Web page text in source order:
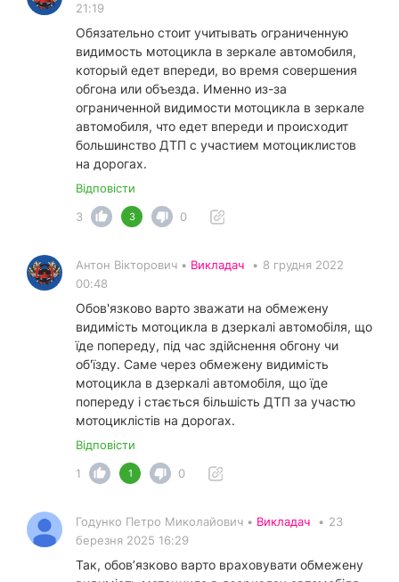
21:19
Обязательно стоит учитывать ограниченную
видимость мотоцикла в зеркале автомобиля,
который едет впереди, во время совершения
обгона или объезда. Именно из-за
ограниченной видимости мотоцикла в зеркале
автомобиля, что едет впереди и происходит
большинство ДТП с участием мотоциклистов
на дорогах.
Відповісти
3
3 0
Антон Вікторович • Викладач • 8 грудня 2022
00:48
Обов'язково варто зважати на обмежену
видимість мотоцикла в дзеркалі автомобіля, що
їде попереду, під час здійснення обгону чи
об'їзду. Саме через обмежену видимість
мотоцикла в дзеркалі автомобіля, що їде
попереду і стається більшість ДТП за участю
мотоциклістів на дорогах.
Відповісти
1
1 0
Годунко Петро Миколайович • Викладач • 23
березня 2025 16:29
Так, обов’язково варто враховувати обмежену